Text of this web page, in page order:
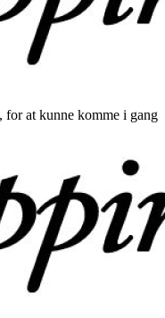
for at kunne komme i gang